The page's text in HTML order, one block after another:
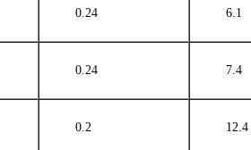
0.24 6.1
0.24 7.4
0.2 12.4